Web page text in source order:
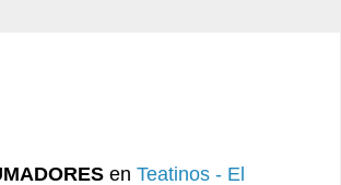
en Teatinos - El